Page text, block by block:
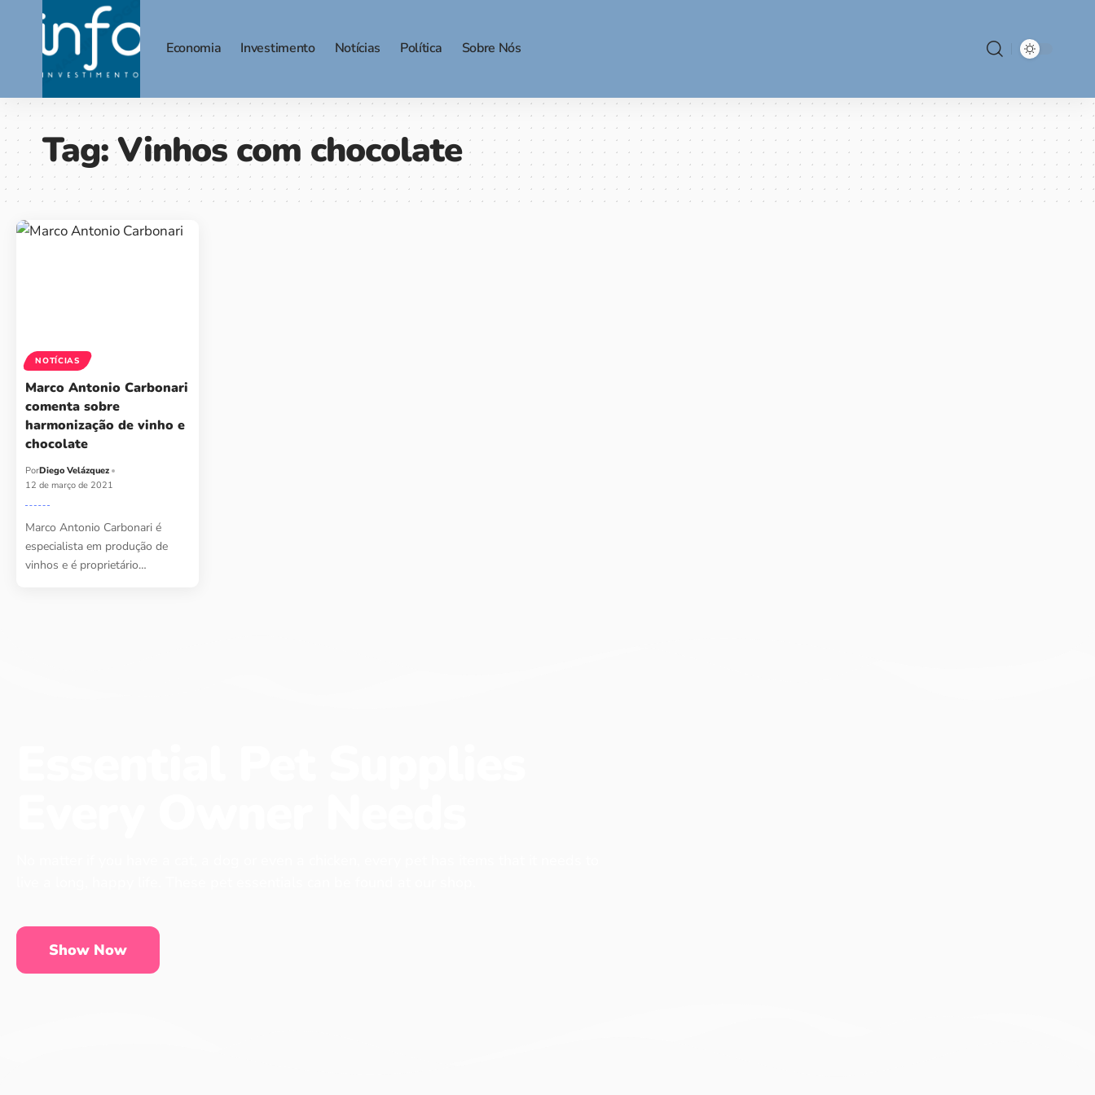
Economia Investimento Notícias Política Sobre Nós
Tag:Vinhos com chocolate
NOTÍCIAS
Marco Antonio Carbonari
comenta sobre
harmonização de vinho e
chocolate
PorDiego Velázquez
12 de março de 2021
Marco Antonio Carbonari é
especialista em produção de
vinhos e é proprietário…
Show Now